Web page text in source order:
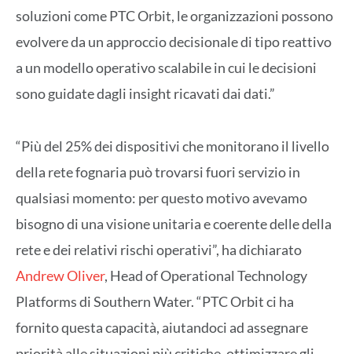
soluzioni come PTC Orbit, le organizzazioni possono
evolvere da un approccio decisionale di tipo reattivo
a un modello operativo scalabile in cui le decisioni
sono guidate dagli insight ricavati dai dati.”
“Più del 25% dei dispositivi che monitorano il livello
della rete fognaria può trovarsi fuori servizio in
qualsiasi momento: per questo motivo avevamo
bisogno di una visione unitaria e coerente delle della
rete e dei relativi rischi operativi”, ha dichiarato
Andrew Oliver, Head of Operational Technology
Platforms di Southern Water. “PTC Orbit ci ha
fornito questa capacità, aiutandoci ad assegnare